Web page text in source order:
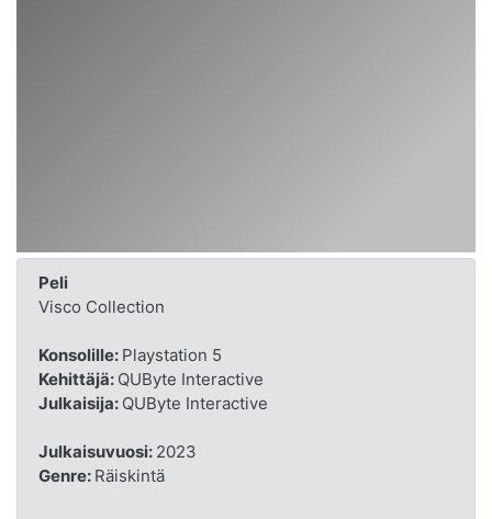
Peli
Visco Collection
Konsolille: Playstation 5
Kehittäjä: QUByte Interactive
Julkaisija: QUByte Interactive
Julkaisuvuosi: 2023
Genre: Räiskintä